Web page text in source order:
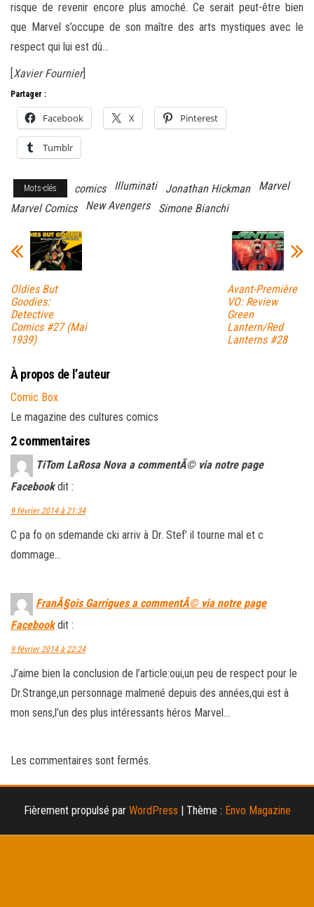
risque de revenir encore plus amoché. Ce serait peut-être bien
que Marvel s’occupe de son maître des arts mystiques avec le
respect qui lui est dû…
[Xavier Fournier]
Partager :
Facebook X Pinterest
Tumblr
Mots-clés comics Illuminati Jonathan Hickman
Marvel
Marvel Comics
New Avengers Simone Bianchi
Oldies But
Goodies:
Detective
Comics #27 (Mai
1939)
Avant-Première
VO: Review
Green
Lantern/Red
Lanterns #28
À propos de l’auteur
Comic Box
Le magazine des cultures comics
2 commentaires
TiTom LaRosa Nova a commentÃ© via notre page
Facebook dit :
9 février 2014 à 21:34
C pa fo on sdemande cki arriv à Dr. Stef’ il tourne mal et c
dommage…
FranÃ§ois Garrigues a commentÃ© via notre page
Facebook dit :
9 février 2014 à 22:24
J’aime bien la conclusion de l’article:oui,un peu de respect pour le
Dr.Strange,un personnage malmené depuis des années,qui est à
mon sens,l’un des plus intéressants héros Marvel…
Les commentaires sont fermés.
Fièrement propulsé par WordPress | Thème : Envo Magazine